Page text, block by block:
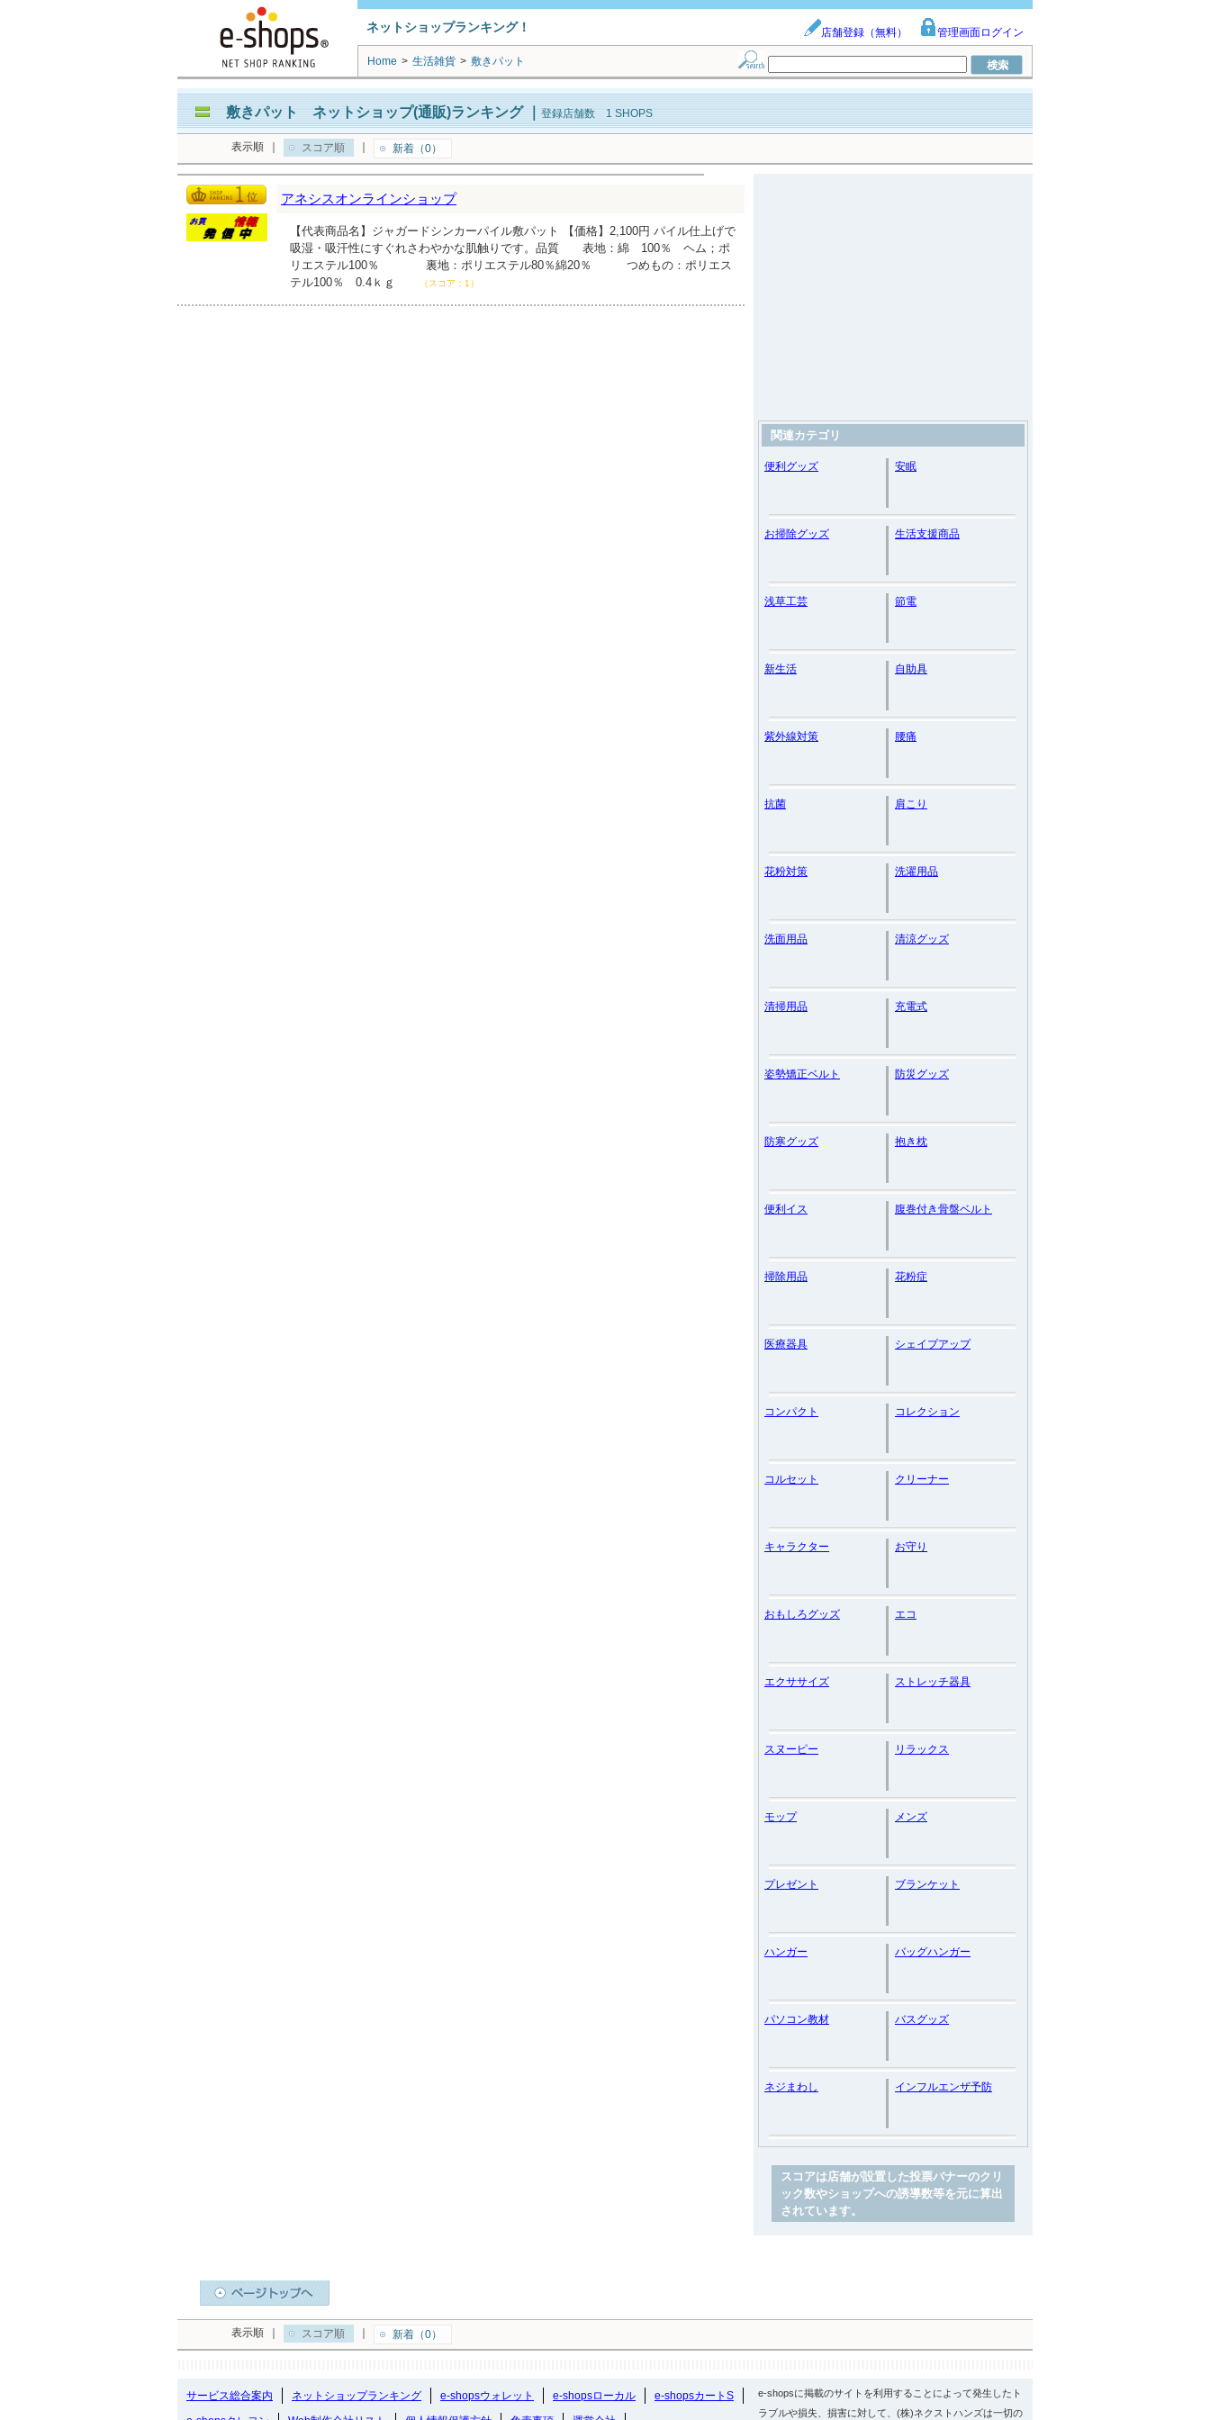
ネットショップランキング！ 店舗登録（無料） 管理画面ログイン
Home > 生活雑貨 > 敷きパット
敷きパット ネットショップ(通販)ランキング｜ 登録店舗数 1 SHOPS
表示順 スコア順 新着（0）
アネシスオンラインショップ
【代表商品名】ジャガードシンカーパイル敷パット 【価格】2,100円 パイル仕上げで
吸湿・吸汗性にすぐれさわやかな肌触りです。品質 表地：綿 100％ ヘム；ポ
リエステル100％ 裏地：ポリエステル80％綿20％ つめもの：ポリエス
テル100％ 0.4ｋｇ
（スコア：1）
関連カテゴリ
便利グッズ 安眠
お掃除グッズ 生活支援商品
浅草工芸 節電
新生活 自助具
紫外線対策 腰痛
抗菌 肩こり
花粉対策 洗濯用品
洗面用品 清涼グッズ
清掃用品 充電式
姿勢矯正ベルト 防災グッズ
防寒グッズ 抱き枕
便利イス 腹巻付き骨盤ベルト
掃除用品 花粉症
医療器具 シェイプアップ
コンパクト コレクション
コルセット クリーナー
キャラクター お守り
おもしろグッズ エコ
エクササイズ ストレッチ器具
スヌーピー リラックス
モップ メンズ
プレゼント ブランケット
ハンガー バッグハンガー
パソコン教材 バスグッズ
ネジまわし インフルエンザ予防
スコアは店舗が設置した投票バナーのクリ
ック数やショップへの誘導数等を元に算出
されています。
表示順 スコア順 新着（0）
サービス総合案内 ネットショップランキング e-shopsウォレット e-shopsローカル
e-shopsカートS
e-shopsに掲載のサイトを利用することによって発生したト
ラブルや損失、損害に対して、(株)ネクストハンズは一切の